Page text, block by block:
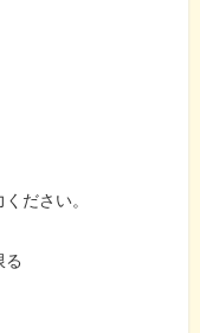
ださい。
る